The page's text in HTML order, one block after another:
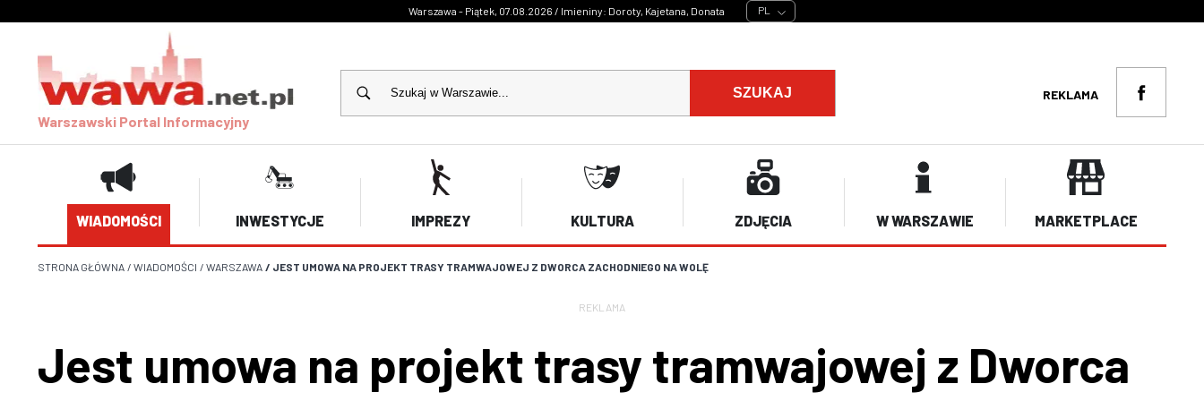
Warszawa - Piątek, 07.08.2026 / Imieniny: Doroty, Kajetana, Donata PL
Warszawski Portal Informacyjny
SZUKAJ REKLAMA
WIADOMOŚCI INWESTYCJE IMPREZY KULTURA ZDJĘCIA W WARSZAWIE MARKETPLACE
STRONA GŁÓWNA / WIADOMOŚCI / WARSZAWA / JEST UMOWA NA PROJEKT TRASY TRAMWAJOWEJ Z DWORCA ZACHODNIEGO NA WOLĘ
REKLAMA
Jest umowa na projekt trasy tramwajowej z Dworca